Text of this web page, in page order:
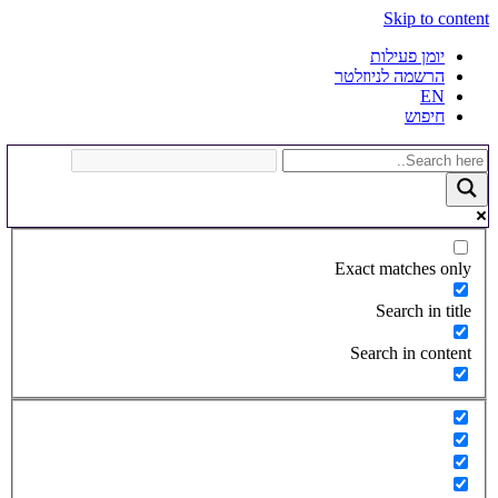
Skip to content
יומן פעילות
הרשמה לניוזלטר
EN
חיפוש
Exact matches only
Search in title
Search in content